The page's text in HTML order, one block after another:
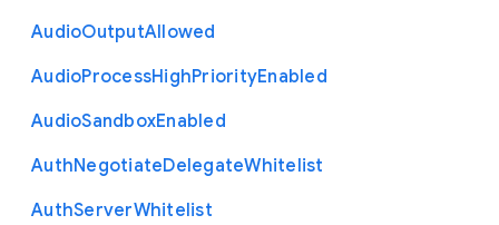
AudioOutputAllowed
AudioProcessHighPriorityEnabled
AudioSandboxEnabled
AuthNegotiateDelegateWhitelist
AuthServerWhitelist